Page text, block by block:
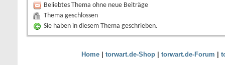
Beliebtes Thema ohne neue Beiträge
Thema geschlossen
Sie haben in diesem Thema geschrieben.
Home| torwart.de-Shop| torwart.de-Forum